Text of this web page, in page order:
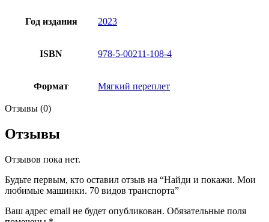
Год издания 2023
ISBN 978-5-00211-108-4
Формат Мягкий переплет
Отзывы (0)
Отзывы
Отзывов пока нет.
Будьте первым, кто оставил отзыв на “Найди и покажи. Мои
любимые машинки. 70 видов транспорта”
Ваш адрес email не будет опубликован. Обязательные поля